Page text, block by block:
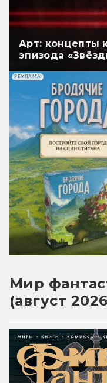
Арт: концепты
эпизода
РЕКЛАМА
Мир
(август